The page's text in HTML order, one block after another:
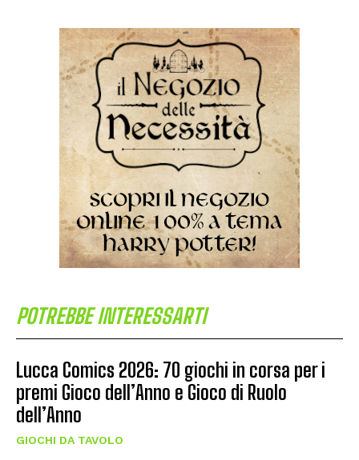
POTREBBE INTERESSARTI
Lucca Comics 2026: 70 giochi in corsa per i
premi Gioco dell’Anno e Gioco di Ruolo
dell’Anno
GIOCHI DA TAVOLO